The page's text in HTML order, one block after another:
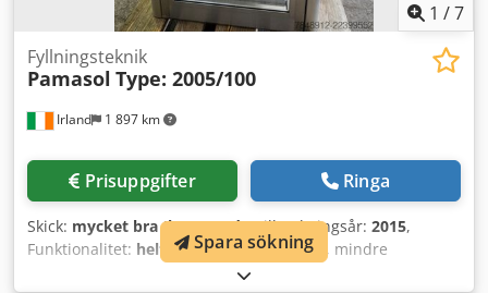
1 /7
Irland 1 897 km
Fyllningsteknik
Pamasol Type: 2005/100
Prisuppgifter Ringa
Skick: mycket bra (begagnad), Tillverkningsår: 2015,
Funktionalitet: helt fungerande, Pamasol, mindre
anläggning Typ: 2005/100 År: 2015 Dwodpfx Aqsznwwaoloa
Spara sökning